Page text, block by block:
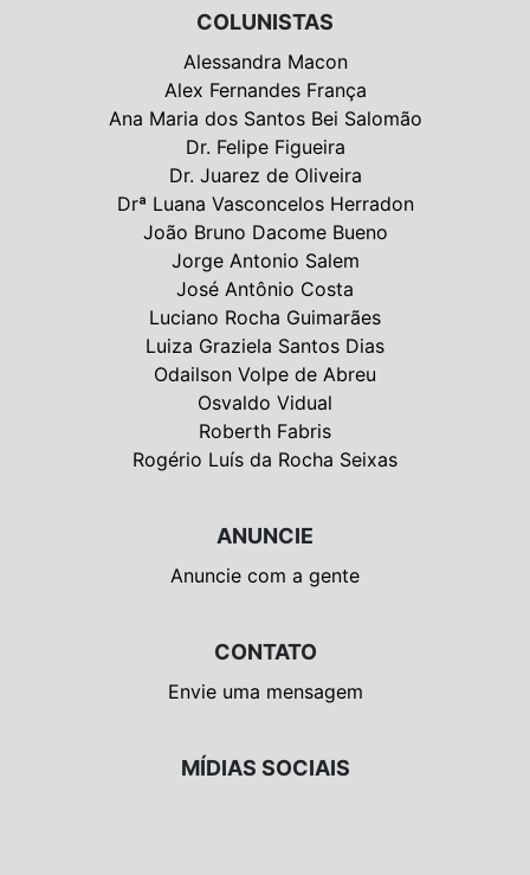
COLUNISTAS
Alessandra Macon
Alex Fernandes França
Ana Maria dos Santos Bei Salomão
Dr. Felipe Figueira
Dr. Juarez de Oliveira
Drª Luana Vasconcelos Herradon
João Bruno Dacome Bueno
Jorge Antonio Salem
José Antônio Costa
Luciano Rocha Guimarães
Luiza Graziela Santos Dias
Odailson Volpe de Abreu
Osvaldo Vidual
Roberth Fabris
Rogério Luís da Rocha Seixas
ANUNCIE
Anuncie com a gente
CONTATO
Envie uma mensagem
MÍDIAS SOCIAIS